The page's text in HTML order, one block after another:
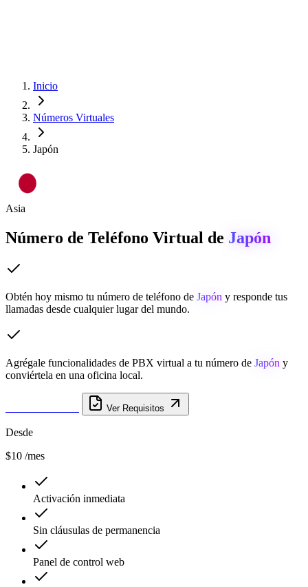
Inicio
Números Virtuales
Japón
Asia
Número de Teléfono Virtual de Japón
Obtén hoy mismo tu número de teléfono de Japón y responde tus
llamadas desde cualquier lugar del mundo.
Agrégale funcionalidades de PBX virtual a tu número de Japón y
conviértela en una oficina local.
Ver Requisitos
Desde
$10 /mes
Activación inmediata
Sin cláusulas de permanencia
Panel de control web